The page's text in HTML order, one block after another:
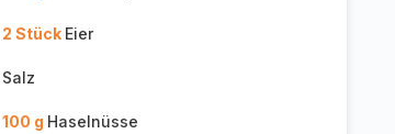
2 Stück Eier
Salz
100 g Haselnüsse